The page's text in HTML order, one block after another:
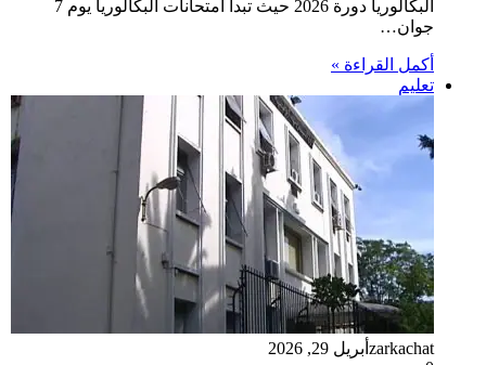
البكالوريا دورة 2026 حيث تبدأ امتحانات البكالوريا يوم 7
جوان…
أكمل القراءة »
تعليم
zarkachat أبريل 29, 2026